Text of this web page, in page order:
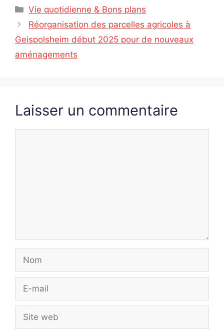
Catégories
Vie quotidienne & Bons plans
Réorganisation des parcelles agricoles à
Geispolsheim début 2025 pour de nouveaux
aménagements
Laisser un commentaire
Nom
Site
web